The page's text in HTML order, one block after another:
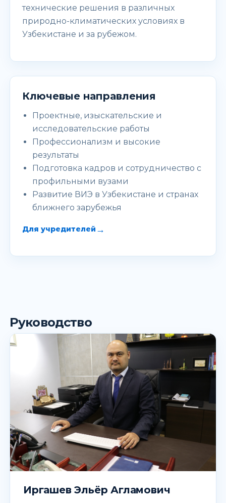
технические решения в различных
природно-климатических условиях в
Узбекистане и за рубежом.
Ключевые направления
Проектные, изыскательские и
исследовательские работы
Профессионализм и высокие
результаты
Подготовка кадров и сотрудничество с
профильными вузами
Развитие ВИЭ в Узбекистане и странах
ближнего зарубежья
Для учредителей →
Руководство
Иргашев Эльёр Агламович